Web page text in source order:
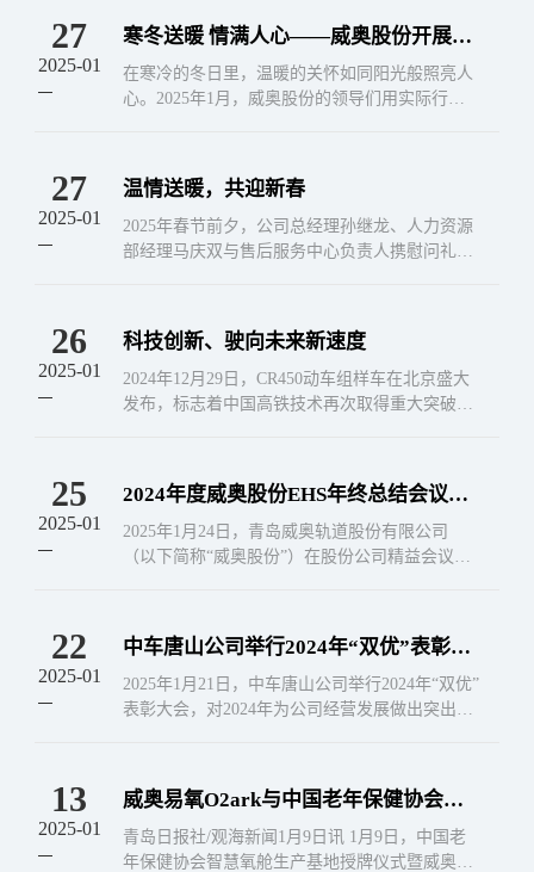
27
2025-01
寒冬送暖 情满人心——威奥股份开展春
节困难职工慰问活动
在寒冷的冬日里，温暖的关怀如同阳光般照亮人
心。2025年1月，威奥股份的领导们用实际行动
27
2025-01
温情送暖，共迎新春
2025年春节前夕，公司总经理孙继龙、人力资源
部经理马庆双与售后服务中心负责人携慰问礼品
26
2025-01
科技创新、驶向未来新速度
2024年12月29日，CR450动车组样车在北京盛大
发布，标志着中国高铁技术再次取得重大突破，
25
2025-01
2024年度威奥股份EHS年终总结会议圆
满落幕 安全生产先进集体与个人揭晓
2025年1月24日，青岛威奥轨道股份有限公司
（以下简称“威奥股份”）在股份公司精益会议室
22
2025-01
中车唐山公司举行2024年“双优”表彰大
会 威奥股份获得优秀合作供应商奖
2025年1月21日，中车唐山公司举行2024年“双优”
表彰大会，对2024年为公司经营发展做出突出贡
13
2025-01
威奥易氧O2ark与中国老年保健协会达
成战略合作 智慧氧舱生产基地挂牌暨新
品发布
青岛日报社/观海新闻1月9日讯 1月9日，中国老
年保健协会智慧氧舱生产基地授牌仪式暨威奥易